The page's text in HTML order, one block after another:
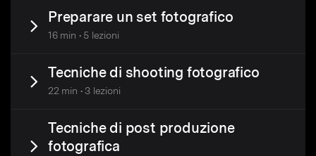
Preparare un set fotografico
16 min • 5 lezioni
Tecniche di shooting fotografico
22 min • 3 lezioni
Tecniche di post produzione
fotografica